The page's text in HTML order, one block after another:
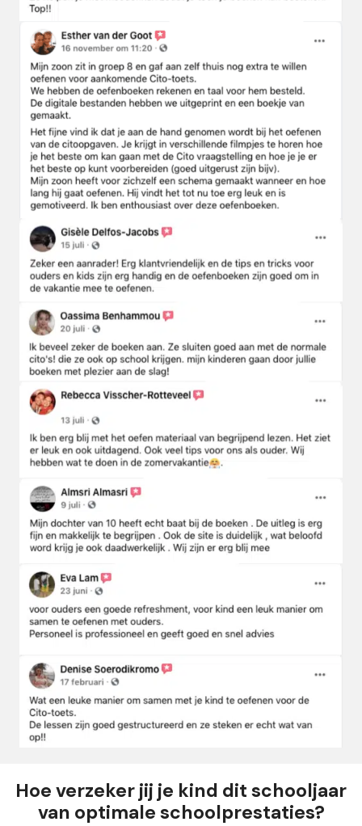
Hoe verzeker jij je kind dit schooljaar
van optimale schoolprestaties?